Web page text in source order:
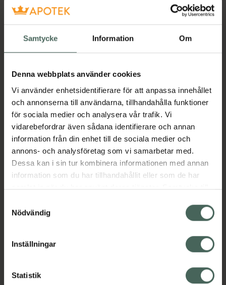
Samtycke Information Om
Denna webbplats använder cookies
Vi använder enhetsidentifierare för att anpassa innehållet
och annonserna till användarna, tillhandahålla funktioner
för sociala medier och analysera vår trafik. Vi
vidarebefordrar även sådana identifierare och annan
information från din enhet till de sociala medier och
annons- och analysföretag som vi samarbetar med.
Dessa kan i sin tur kombinera informationen med annan
information som du har tillhandahållit eller som de har
samlat in när du har använt deras tjänster. Samtycke till
återkalla ditt samtycke via webbplatsens
cookieinställningar. Ett återkallat samtycke påverkar inte
lagligheten av behandling som skett innan återkallelsen.
Nödvändig
Inställningar
Statistik
75,69 kr
I apotek:75,69 kr
Köp via ditt recept
Aktuella erbjudanden
Beskrivning
EAN:07046260068322
Bipacksedel från FASS Visa
syd till Lappland i norr, och online i mobilen och på
datorn. Oavsett vem du är så är det vårt uppdrag att